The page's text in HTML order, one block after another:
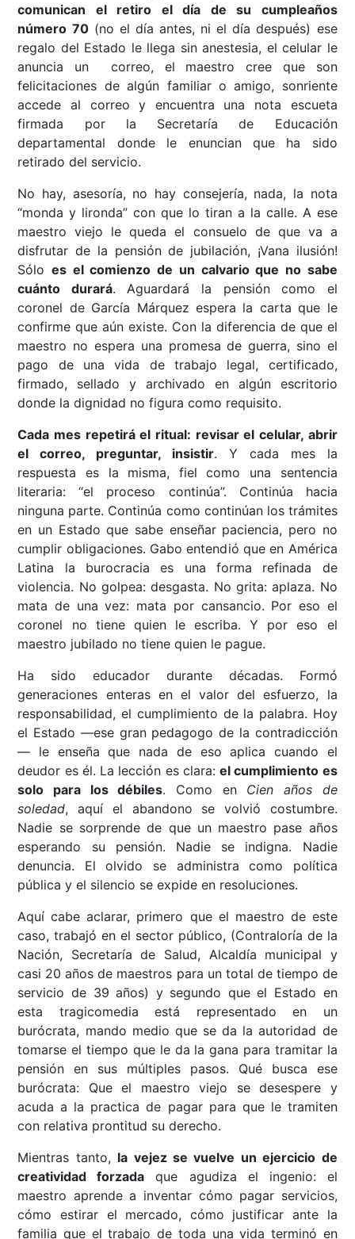
comunican el retiro el día de su cumpleaños
número 70(no el día antes, ni el día después) ese
regalo del Estado le llega sin anestesia, el celular le
anuncia un correo, el maestro cree que son
felicitaciones de algún familiar o amigo, sonriente
accede al correo y encuentra una nota escueta
firmada por la Secretaría de Educación
departamental donde le enuncian que ha sido
retirado del servicio.
No hay, asesoría, no hay consejería, nada, la nota
“monda y lironda” con que lo tiran a la calle. A ese
maestro viejo le queda el consuelo de que va a
disfrutar de la pensión de jubilación, ¡Vana ilusión!
Sóloes el comienzo de un calvario que no sabe
cuánto durará. Aguardará la pensión como el
coronel de García Márquez espera la carta que le
confirme que aún existe. Con la diferencia de que el
maestro no espera una promesa de guerra, sino el
pago de una vida de trabajo legal, certificado,
firmado, sellado y archivado en algún escritorio
donde la dignidad no figura como requisito.
Cada mes repetirá el ritual: revisar el celular, abrir
el correo, preguntar, insistir. Y cada mes la
respuesta es la misma, fiel como una sentencia
literaria: “el proceso continúa”. Continúa hacia
ninguna parte. Continúa como continúan los trámites
en un Estado que sabe enseñar paciencia, pero no
cumplir obligaciones. Gabo entendió que en América
Latina la burocracia es una forma refinada de
violencia. No golpea: desgasta. No grita: aplaza. No
mata de una vez: mata por cansancio. Por eso el
coronel no tiene quien le escriba. Y por eso el
maestro jubilado no tiene quien le pague.
Ha sido educador durante décadas. Formó
generaciones enteras en el valor del esfuerzo, la
responsabilidad, el cumplimiento de la palabra. Hoy
el Estado —ese gran pedagogo de la contradicción
— le enseña que nada de eso aplica cuando el
deudor es él. La lección es clara:el cumplimiento es
solo para los débiles. Como en Cien años de
soledad, aquí el abandono se volvió costumbre.
Nadie se sorprende de que un maestro pase años
esperando su pensión. Nadie se indigna. Nadie
denuncia. El olvido se administra como política
pública y el silencio se expide en resoluciones.
Aquí cabe aclarar, primero que el maestro de este
caso, trabajó en el sector público, (Contraloría de la
Nación, Secretaría de Salud, Alcaldía municipal y
casi 20 años de maestros para un total de tiempo de
servicio de 39 años) y segundo que el Estado en
esta tragicomedia está representado en un
burócrata, mando medio que se da la autoridad de
tomarse el tiempo que le da la gana para tramitar la
pensión en sus múltiples pasos. Qué busca ese
burócrata: Que el maestro viejo se desespere y
acuda a la practica de pagar para que le tramiten
con relativa prontitud su derecho.
Mientras tanto, la vejez se vuelve un ejercicio de
creatividad forzada que agudiza el ingenio: el
maestro aprende a inventar cómo pagar servicios,
cómo estirar el mercado, cómo justificar ante la
familia que el trabajo de toda una vida terminó en